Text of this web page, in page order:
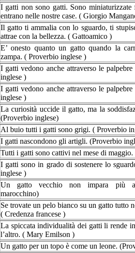
I gatti non sono gatti. Sono miniaturizzate
entrano nelle nostre case. ( Giorgio
Il gatto ti ammalia con lo sguardo, ti
attrae con la bellezza. ( Gattoamico )
E’ onesto quanto un gatto quando la
zampa. ( Proverbio inglese )
I gatti vedono anche attraverso le palpebre
inglese )
I gatti vedono anche attraverso le palpebre
inglese )
La curiosità uccide il gatto, ma la
(Proverbio inglese)
Al buio tutti i gatti sono grigi. ( Proverbio
I gatti nascondono gli artigli. (Proverbio
Tutti i gatti sono cattivi nel mese di
I gatti sono in grado di sostenere lo
inglese )
Un gatto vecchio non impara più a
marocchino)
Se trovate un pelo bianco su un gatto tutto
( Credenza francese )
La spiccata individualità dei gatti li rende
l’altro. ( Mary Emilson )
Un gatto per un topo è come un leone.